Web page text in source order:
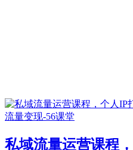
私域流量运营课程